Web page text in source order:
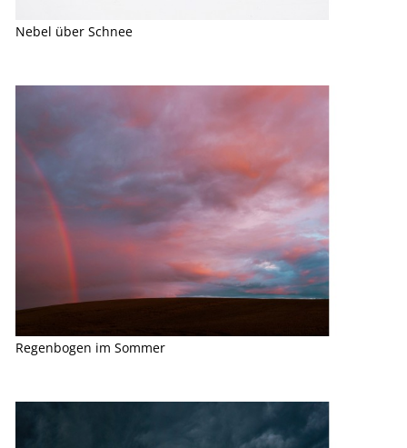
Nebel über Schnee
Regenbogen im Sommer